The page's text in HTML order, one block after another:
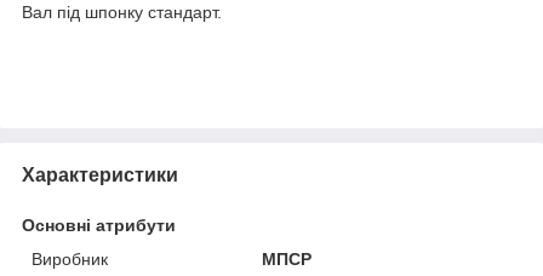
Вал під шпонку стандарт.
Характеристики
Основні атрибути
Виробник
МПСР